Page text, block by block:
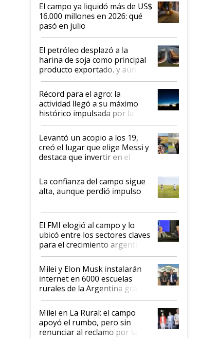
El campo ya liquidó más de US$
16.000 millones en 2026: qué
pasó en julio
El petróleo desplazó a la
harina de soja como principal
producto exportado, y aún así
el agro aportó casi seis de cada
diez dólares y sostuvo el
liderazgo en un semestre
récord
Récord para el agro: la
actividad llegó a su máximo
histórico impulsada por la
cosecha y las exportaciones
Levantó un acopio a los 19,
creó el lugar que elige Messi y
destaca que invertir en el
kirchnerismo era como "darle
plata a un hijo para droga":
Juan Félix Rossetti, el libertario
que de una dura crisis salió
de Milei
La confianza del campo sigue
alta, aunque perdió impulso
El FMI elogió al campo y lo
ubicó entre los sectores claves
para el crecimiento argentino
Milei y Elon Musk instalarán
internet en 6000 escuelas
rurales de la Argentina gracias
a un acuerdo con Starlink
Milei en La Rural: el campo
apoyó el rumbo, pero sin
renunciar al reclamo por las